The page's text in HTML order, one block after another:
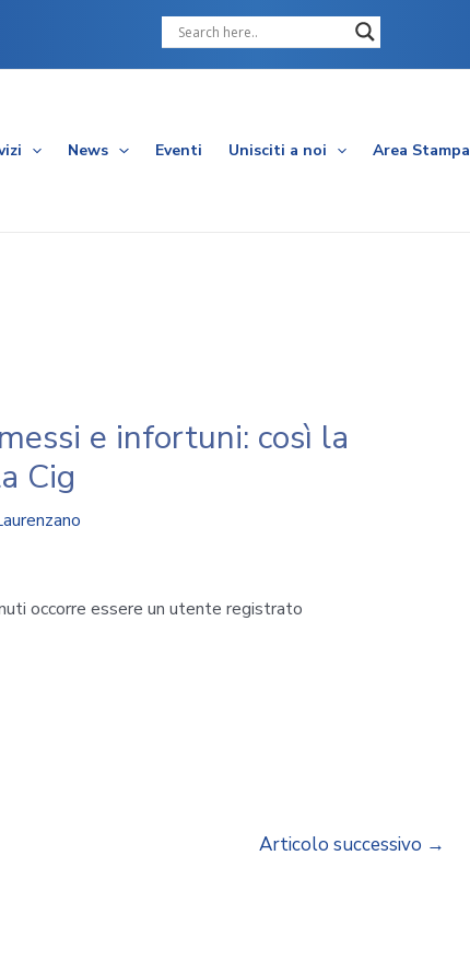
News Eventi Unisciti a noi Area Stampa
e infortuni: così la
Cig
occorre essere un utente registrato
Articolo successivo →